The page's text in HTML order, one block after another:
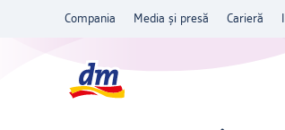
Compania Media și presă Carieră